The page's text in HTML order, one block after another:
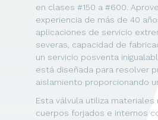
en clases #150 a #600.
experiencia de más de 40
aplicaciones de servicio
severas, capacidad de
un servicio posventa
está diseñada para resolver
aislamiento proporcionando
Esta válvula utiliza materiales
cuerpos forjados e internos